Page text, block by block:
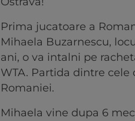
Prima jucatoare a
Mihaela Buzarnescu,
ani, o va intalni pe
WTA. Partida dintre cele
Romaniei.
Mihaela vine dupa 6